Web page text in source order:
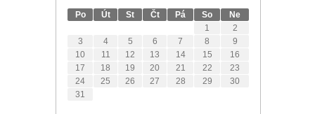
Po Út St Čt Pá So
Ne
1
2
3
4 5 6 7 8
9
10
11 12 13 14 15
16
17
18 19 20 21 22
23
24
25 26 27 28 29
30
31